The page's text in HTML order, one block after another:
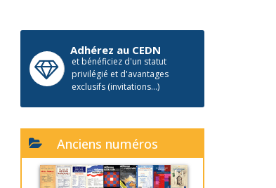
Adhérez au CEDN
et bénéficiez d'un statut
privilégié et d'avantages
exclusifs (invitations...)
Anciens numéros